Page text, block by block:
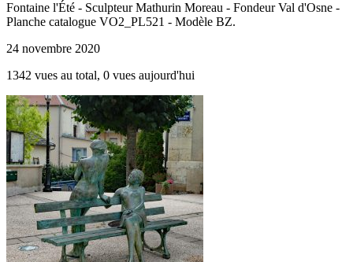
Fontaine l'Été - Sculpteur Mathurin Moreau - Fondeur Val d'Osne -
Planche catalogue VO2_PL521 - Modèle BZ.
24 novembre 2020
1342 vues au total, 0 vues aujourd'hui